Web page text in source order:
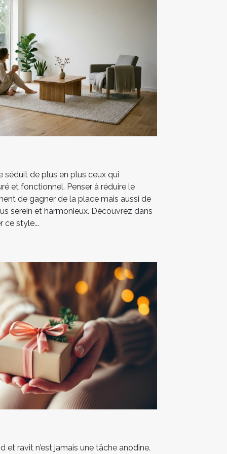
séduit de plus en plus ceux qui
et fonctionnel. Penser à réduire le
de gagner de la place mais aussi de
serein et harmonieux. Découvrez dans
ce style...
et ravit n’est jamais une tâche anodine.